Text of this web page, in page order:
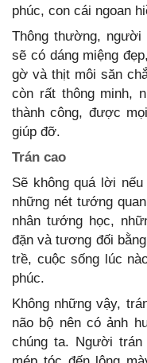
phúc, con cái ngoan
Thông thường,
sẽ có dáng miệng
gờ và thịt môi săn
còn rất thông minh,
thành công, được
giúp đỡ.
Trán cao
Sẽ không quá lời
những nét tướng
nhân tướng học,
đặn và tương đối
trề, cuộc sống lúc
phúc.
Không những vậy,
não bộ nên có ảnh
chúng ta. Người